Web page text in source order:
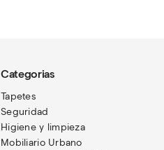
Categorias
Tapetes
Seguridad
Higiene y limpieza
Mobiliario Urbano